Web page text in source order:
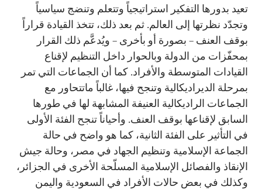
تعيد بدورها التفكير استراتيجياً وتتعلم وتنضج سياسياً
وتجدّد نظرتها إلى العالم. ثم بعد ذلك، تتخذ القيادة قراراً
بوقف العنف – بصورة أو بأخرى – ويُدعَّم ذلك القرار
بمحفّزات من الدولة وبالحوار داخل التنظيم لإقناع
القيادات المتوسطة والأفراد. كما أن الجماعات التي تمر
بمرحلة الديراديكالية وتنجح فيها، غالباً ماتتحاور مع
الجماعات الراديكالية العنيفة المشابهة لها في طورها
السابق لإقناعها بوقف العنف. وأحياناً تنجح الفئة الأولى
في التأثير على الفئة الثانية، كما هو واضح في حالة
الجماعة الإسلامية وتنظيم الجهاد في مصر، وحالة جيش
الإنقاذ والفصائل الإسلامية المسلّحة الأخرى في الجزائر،
وكذلك في بعض حالات الأفراد في السعودية واليمن